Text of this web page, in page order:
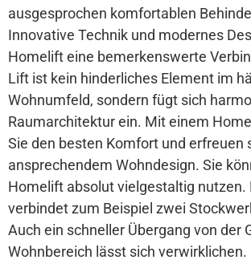
ausgesprochen komfortablen
Innovative Technik und modernes
Homelift eine bemerkenswerte
Lift ist kein hinderliches Element im
Wohnumfeld, sondern fügt sich
Raumarchitektur ein. Mit einem
Sie den besten Komfort und erfreuen
ansprechendem Wohndesign. Sie
Homelift absolut vielgestaltig nutzen.
verbindet zum Beispiel zwei
Auch ein schneller Übergang von der
Wohnbereich lässt sich verwirklichen.